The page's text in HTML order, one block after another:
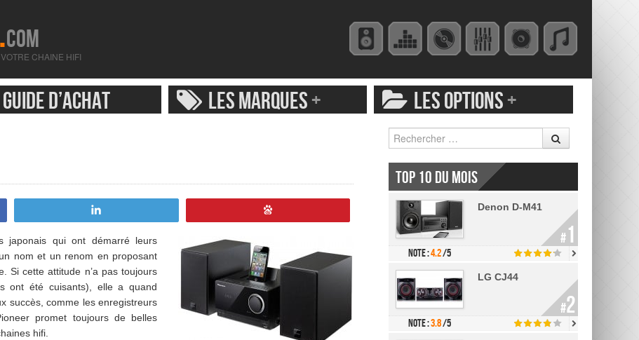
.COM
CHAINE HIFI
GUIDE D’ACHAT LES MARQUES+ LES OPTIONS+
japonais qui ont démarré leurs
nom et un renom en proposant
Si cette attitude n’a pas toujours
ont été cuisants), elle a quand
succès, comme les enregistreurs
promet toujours de belles
hifi.
Rechercher
Top 10 du mois
Denon D-M41
Note :4.2/5
#1
LG CJ44
Note :3.8/5
#2